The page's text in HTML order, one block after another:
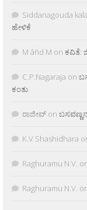
Siddanagouda
ಹೇಳಿಕೆ
M âñd M on ಕವಿತೆ:
C.P.Nagaraja on
ಕಂತು
ರಾಜೀವ್ on
K.V Shashidhara
Raghuramu N.V.
Raghuramu N.V.